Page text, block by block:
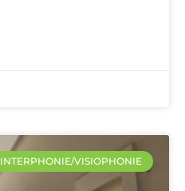
INTERPHONIE/VISIOPHONIE